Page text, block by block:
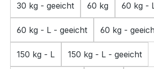
30 kg - geeicht 60 kg 60 kg -
60 kg - L - geeicht 60 kg -
150 kg - L 150 kg - L - geeicht